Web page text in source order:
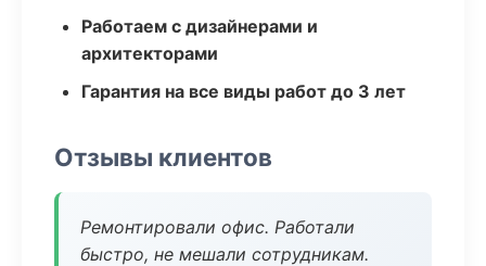
Работаем с дизайнерами и
архитекторами
Гарантия на все виды работ до 3 лет
Отзывы клиентов
Ремонтировали офис. Работали
быстро, не мешали сотрудникам.